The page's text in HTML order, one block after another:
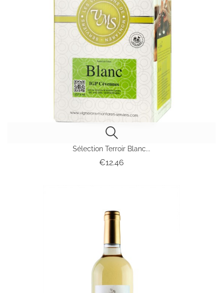
Sélection Terroir Blanc...
€12.46